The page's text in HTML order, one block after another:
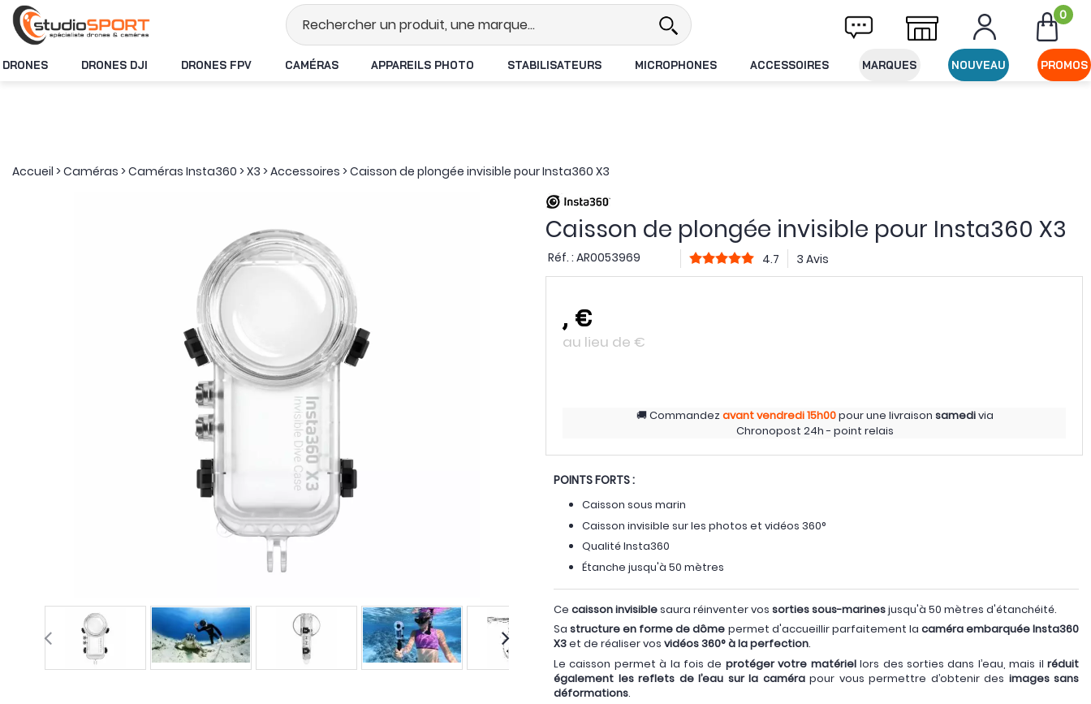
Stock en temps réel Livraison offerte dès 49€ d'achat 0
DRONES DRONES DJI DRONES FPV CAMÉRAS APPAREILS PHOTO STABILISATEURS MICROPHONES ACCESSOIRES MARQUES NOUVEAU PROMOS
Accueil >Caméras >Caméras Insta360 >X3 >Accessoires >Caisson de plongée invisible pour Insta360 X3
Caisson de plongée invisible pour Insta360 X3
Réf. : AR0053969 4.7 3 Avis
, €
au lieu de €
Commandezavant vendredi15h00pour une livraison samedivia
Chronopost 24h - point relais
POINTS FORTS :
Caisson sous marin
Caisson invisible sur les photos et vidéos 360°
Qualité Insta360
Étanche jusqu'à 50 mètres
Ce caisson invisiblesaura réinventer vos sorties sous-marinesjusqu'à 50 mètres d'étanchéité.
Sastructure en forme de dôme permet d'accueillir parfaitement la caméra embarquée Insta360
X3et de réaliser vos vidéos 360° à la perfection.
Le caisson permet à la fois de protéger votre matériellors des sorties dans l’eau, mais ilréduit
également les reflets de l’eau sur la camérapour vous permettre d’obtenir des images sans
déformations.